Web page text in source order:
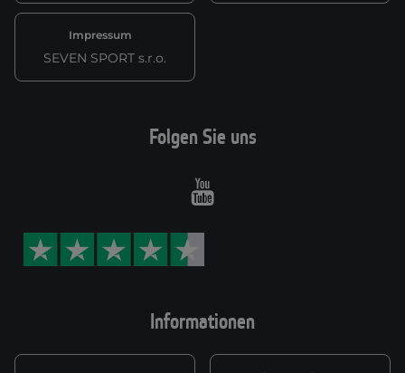
Impressum
SEVEN SPORT s.r.o.
Informationen
Folgen Sie uns
Youtube